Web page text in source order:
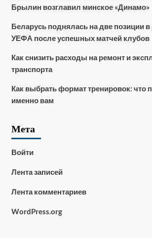
Брылин возглавил минское «Динамо»
Беларусь поднялась на две позиции в
УЕФА после успешных матчей клубов
Как снизить расходы на ремонт и
транспорта
Как выбрать формат тренировок: что
именно вам
Мета
Войти
Лента записей
Лента комментариев
WordPress.org